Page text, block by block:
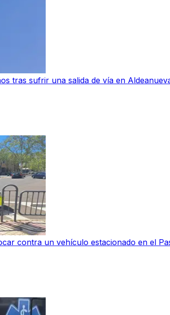
tras sufrir una salida de vía en
contra un vehículo estacionado en el